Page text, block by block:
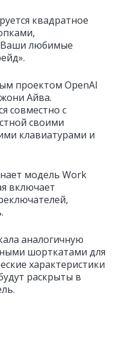
квадратное
любимые
проектом OpenAI
Айва.
совместно с
своими
клавиатурами и
модель Work
включает
аналогичную
шорткатами для
характеристики
раскрыты в